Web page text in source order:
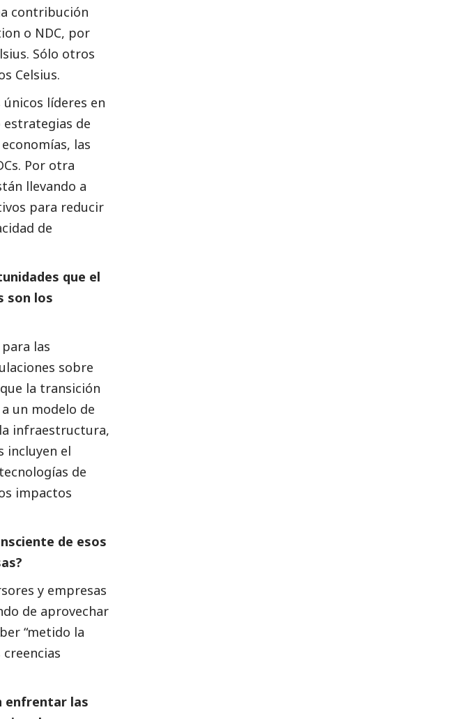
contribución
o NDC, por
Sólo otros
Celsius.
líderes en
de
las
Por otra
llevando a
para reducir
de
que el
son los
las
sobre
la transición
un modelo de
infraestructura,
incluyen el
de
impactos
de esos
y empresas
de aprovechar
“metido la
enfrentar las